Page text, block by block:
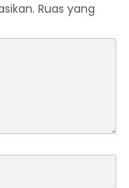
Ruas yang